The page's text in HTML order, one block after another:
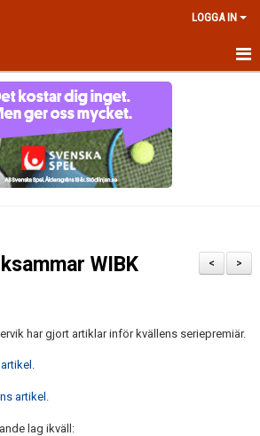
LOGGA IN
>
<
WIBK
har gjort artiklar inför kvällens seriepremiär.
artikel.
lag ikväll: